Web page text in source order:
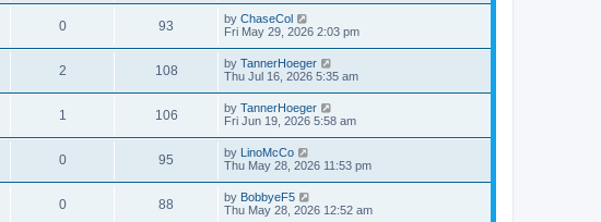
0 93 by ChaseCol
Fri May 29, 2026 2:03 pm
2 108 by TannerHoeger
Thu Jul 16, 2026 5:35 am
1 106 by TannerHoeger
Fri Jun 19, 2026 5:58 am
0 95 by LinoMcCo
Thu May 28, 2026 11:53 pm
0 88 by BobbyeF5
Thu May 28, 2026 12:52 am